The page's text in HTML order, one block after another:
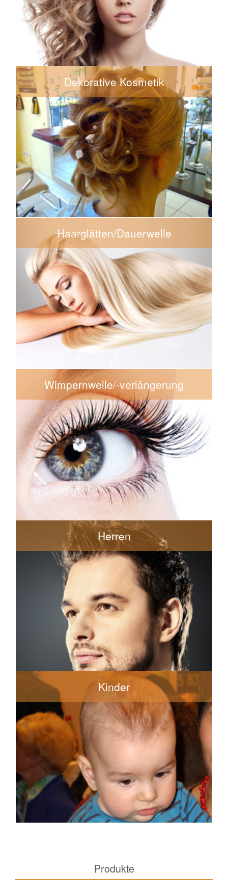
Pflanzenfarbe (bei stärkerem Grauanteil)
63€-95€
40€-88€
ab 35€
Dekorative Kosmetik
Augenbrauenkorrektur/-färben
8€
Wimpern färben
14€
Tages Make-up
30€
Abend- oder Brautmake-up
Maniküre mit Handmassage und Klar-/Farblack
French-Maniküre
42€
Haarglätten/Dauerwelle
Haarglätten
ab 130€
Alkalische Dauerwelle
ab 125€
Mild-alkalische Dauerwelle
ab 140€
Die Preise sind inklusive Schnitt und Frisur.
Wimpernwelle/-verlängerung
Wimpernverlängerung
100€
Wimpernauffüllung
ab 30€
Wimpernwelle
30€
Herren
Trockenhaarschnitt (bei wenigen Haaren)
20€
Maschinenhaarschnitt
Haarschnitt mit Schere
Waschen, Schneiden, Frisieren
Konturen nachschneiden, Haarrasieren
Schnurbartschneiden
Vollbartschneiden
Kinder
KINDER (bis 10 Jahre)
Trockenhaarschnitt/Spitzenschneiden
Waschen, Schneiden, Frisieren
Produkte